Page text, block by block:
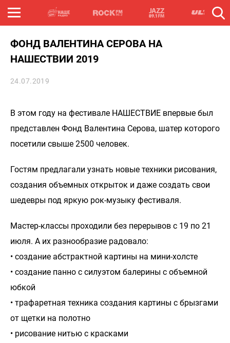
ФОНД ВАЛЕНТИНА СЕРОВА НА
НАШЕСТВИИ 2019
24.07.2019
В этом году на фестивале НАШЕСТВИЕ впервые был
представлен Фонд Валентина Серова, шатер которого
посетили свыше 2500 человек.
Гостям предлагали узнать новые техники рисования,
создания объемных открыток и даже создать свои
шедевры под яркую рок-музыку фестиваля.
Мастер-классы проходили без перерывов с 19 по 21
июля. А их разнообразие радовало:
• создание абстрактной картины на мини-холсте
• создание панно с силуэтом балерины с объемной
юбкой
• трафаретная техника создания картины с брызгами
от щетки на полотно
• рисование нитью с красками